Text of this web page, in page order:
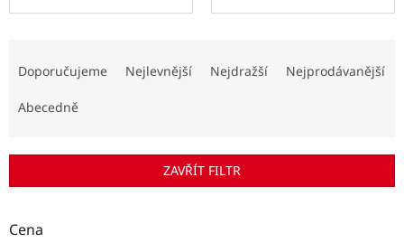
r
d
Doporučujeme Nejlevnější Nejdražší Nejprodávanější
Abecedně
ZAVŘÍT FILTR
Cena